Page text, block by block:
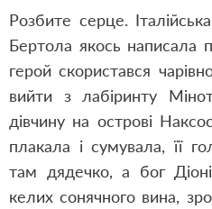
Розбите серце.
Бертола якось написала
герой скористався
вийти з лабіринту
дівчину на острові
плакала і сумувала, її
там дядечко, а бог
келих сонячного вина,